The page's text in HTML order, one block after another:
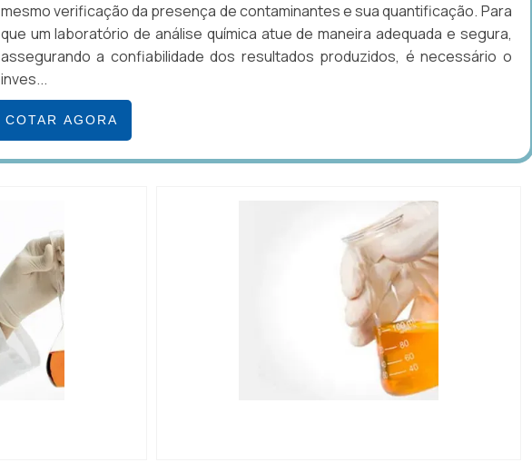
mesmo verificação da presença de contaminantes e sua quantificação. Para
que um laboratório de análise química atue de maneira adequada e segura,
assegurando a confiabilidade dos resultados produzidos, é necessário o
inves...
COTAR AGORA